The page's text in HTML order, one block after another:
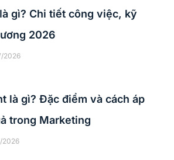
gì? Chi tiết công việc, kỹ
2026
2026
là gì? Đặc điểm và cách áp
trong Marketing
2026